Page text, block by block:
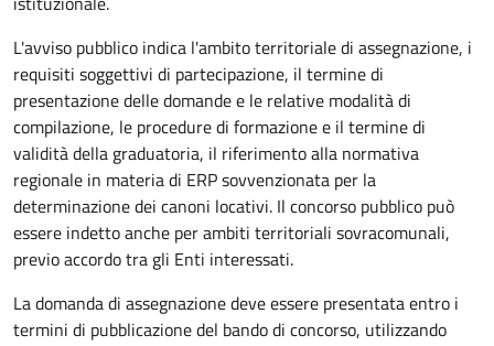
L'avviso pubblico indica l'ambito territoriale di assegnazione, i
requisiti soggettivi di partecipazione, il termine di
presentazione delle domande e le relative modalità di
compilazione, le procedure di formazione e il termine di
validità della graduatoria, il riferimento alla normativa
regionale in materia di ERP sovvenzionata per la
determinazione dei canoni locativi. Il concorso pubblico può
essere indetto anche per ambiti territoriali sovracomunali,
previo accordo tra gli Enti interessati.
La domanda di assegnazione deve essere presentata entro i
termini di pubblicazione del bando di concorso, utilizzando